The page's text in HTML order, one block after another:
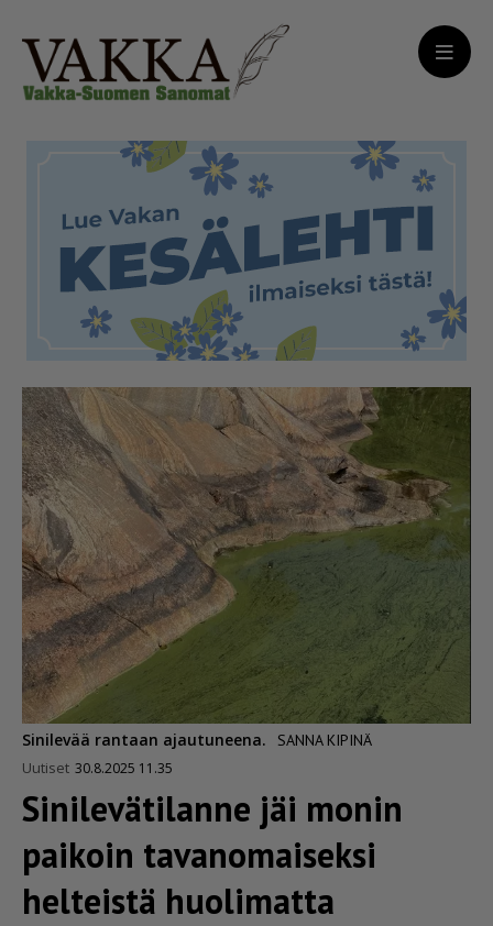
Sinilevää rantaan ajautuneena.
SANNA KIPINÄ
Uutiset 30.8.2025 11.35
Sinile­vä­ti­lanne jäi monin
paikoin tavanomaiseksi
helteistä huolimatta